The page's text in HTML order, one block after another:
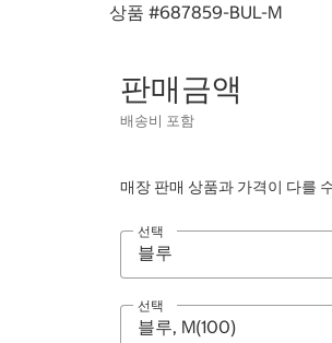
상품 #687859-BUL-M
판매금액
배송비 포함
매장 판매 상품과 가격이 다를
선택
선택